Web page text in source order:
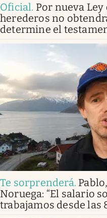
Oficial. Por nueva Ley
herederos no
determine el
Te sorprenderá.
Noruega: “El salario
trabajamos desde las